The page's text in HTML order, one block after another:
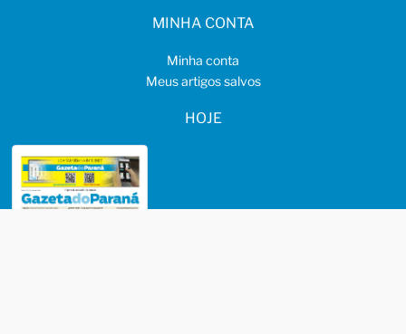
MINHA CONTA
Minha conta
Meus artigos salvos
HOJE